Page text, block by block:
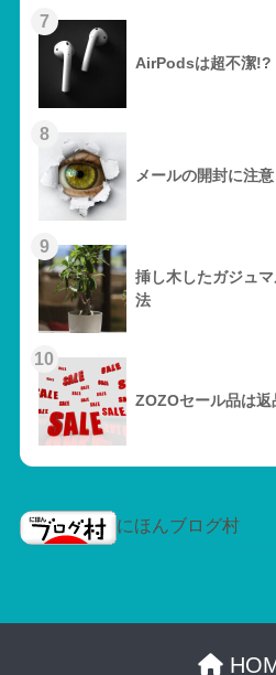
7
AirPodsは超不潔!?
8
メールの開封に注意
9
挿し木したガジュ
法
10
ZOZOセール品は
にほんブログ村